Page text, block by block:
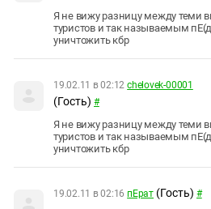
Я не вижу разницу между теми
туристов и так называемым
уничтожить кбр
19.02.11 в 02:12 chelovek-00001
(Гость) #
Я не вижу разницу между теми
туристов и так называемым
уничтожить кбр
19.02.11 в 02:16 пЕрат (Гость) #